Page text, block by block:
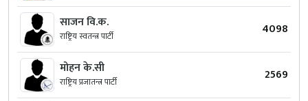
साजन वि.क.
राष्ट्रिय स्वतन्त्र पार्टी 4098
मोहन के.सी
राष्ट्रिय प्रजातन्त्र पार्टी 2569